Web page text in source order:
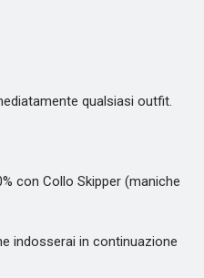
qualsiasi outfit.
con Collo Skipper (maniche
indosserai in continuazione